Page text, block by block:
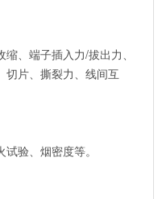
、端子插入力/拔出力、
切片、撕裂力、线间互
验、烟密度等。